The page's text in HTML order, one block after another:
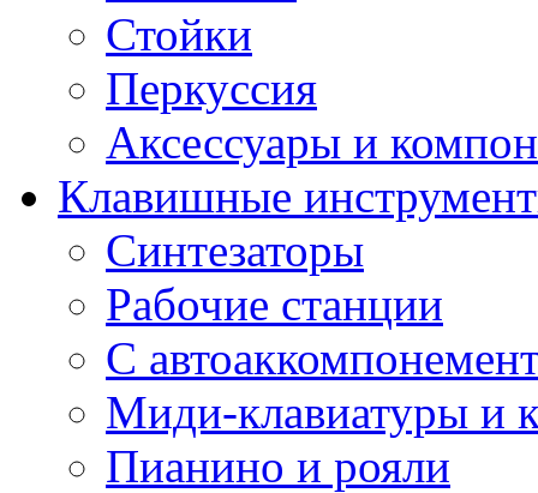
Стойки
Перкуссия
Аксессуары и
Клавишные
Синтезаторы
Рабочие станции
С
Миди-клавиатуры и
Пианино и рояли